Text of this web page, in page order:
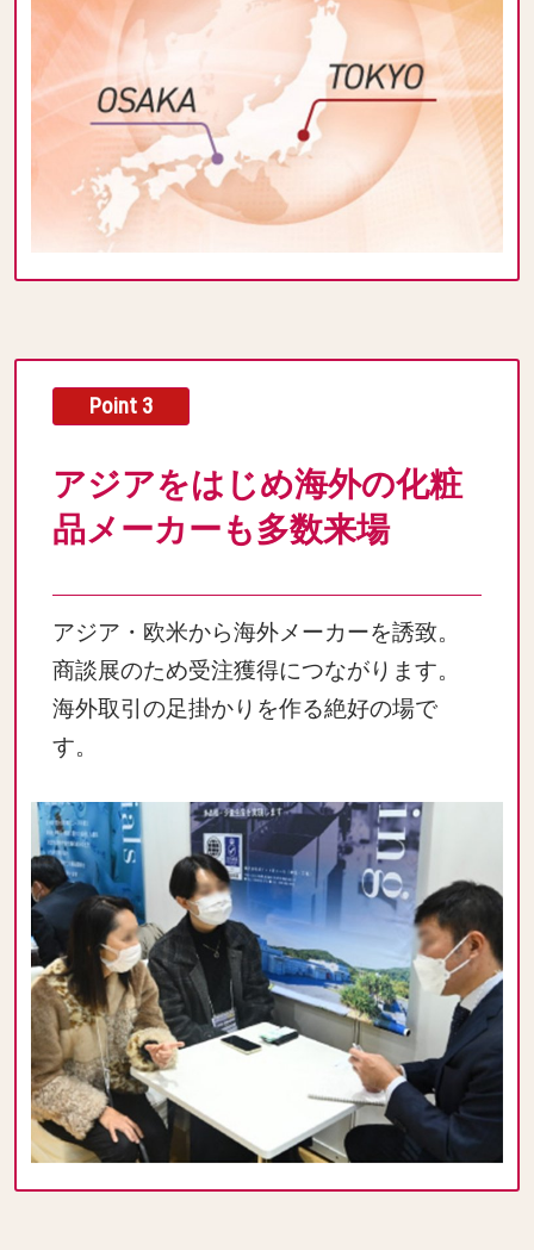
Point 3
アジアをはじめ海外の化粧
品メーカーも多数来場
アジア・欧米から海外メーカーを誘致。
商談展のため受注獲得につながります。
海外取引の足掛かりを作る絶好の場で
す。